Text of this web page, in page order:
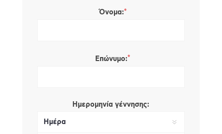
Όνομα:*
Επώνυμο:*
Ημερομηνία γέννησης: